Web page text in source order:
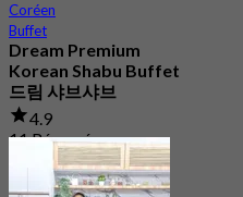
Coréen
Buffet
Dream Premium
Korean Shabu Buffet
드림 샤브샤브
4.9
11 Réservé
฿ 299